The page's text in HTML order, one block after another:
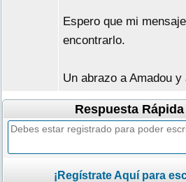
Espero que mi
encontrarlo.
Un abrazo a Amadou
Respuesta
¡Regístrate Aquí para